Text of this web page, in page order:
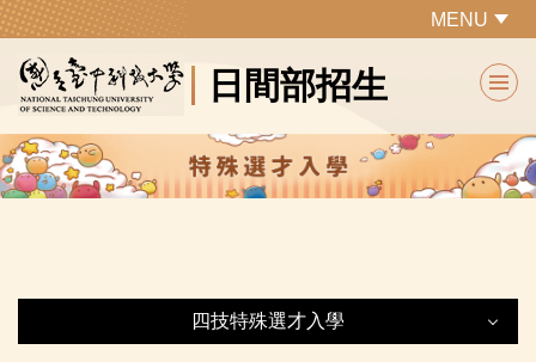
跳
主
要
內
容
區
日間部招生
MENU
四技特殊選才入學